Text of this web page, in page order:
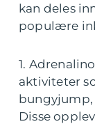
kan deles
populære
1.
aktiviteter
Disse